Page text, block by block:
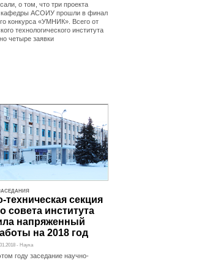
о том, что три проекта
кафедры АСОИУ прошли в финал
конкурса «УМНИК». Всего от
технологического института
четыре заявки
техническая секция
совета института
напряженный
на 2018 год
- Наука
году заседание научно-